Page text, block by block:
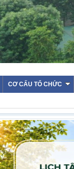
CƠ CẤU TỔ CHỨC